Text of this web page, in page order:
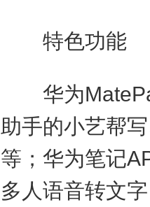
特色功能
华为
助手的小艺帮
等；华为笔记
多人语音转文